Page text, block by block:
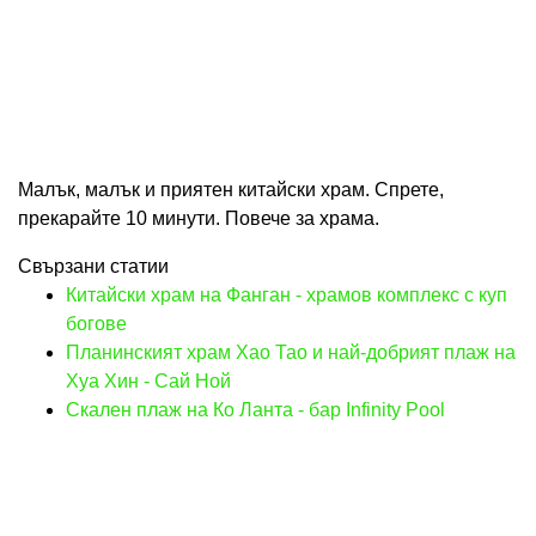
Малък, малък и приятен китайски храм. Спрете,
прекарайте 10 минути. Повече за храма.
Свързани статии
Китайски храм на Фанган - храмов комплекс с куп
богове
Планинският храм Хао Тао и най-добрият плаж на
Хуа Хин - Сай Ной
Скален плаж на Ко Ланта - бар Infinity Pool